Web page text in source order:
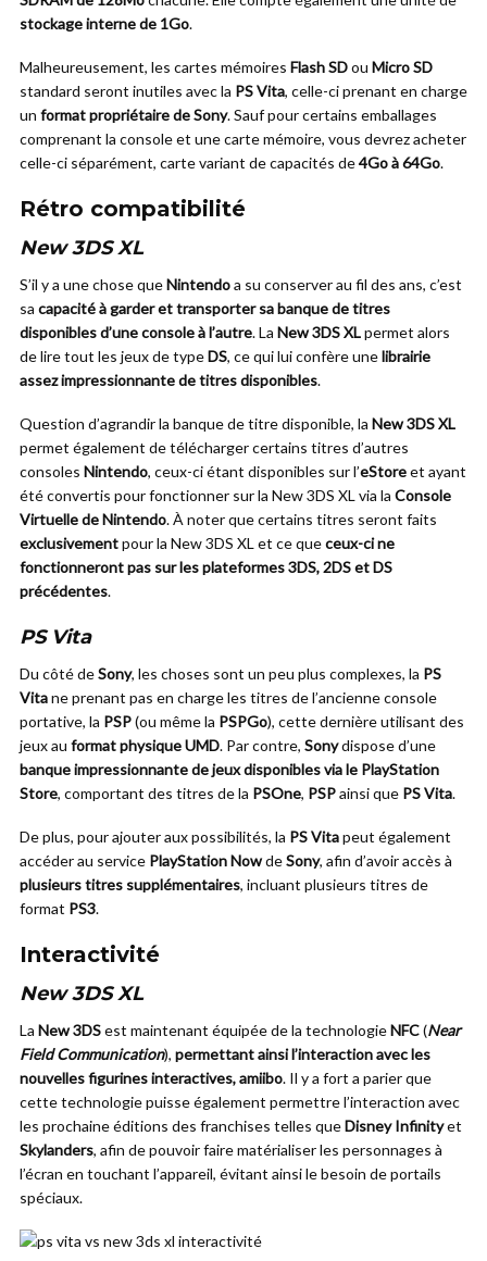
stockage interne de 1Go.
Malheureusement, les cartes mémoires Flash SDou Micro SD
standard seront inutiles avec la PS Vita, celle-ci prenant en charge
un format propriétaire de Sony. Sauf pour certains emballages
comprenant la console et une carte mémoire, vous devrez acheter
celle-ci séparément, carte variant de capacités de4Go à 64Go.
Rétro compatibilité
New 3DS XL
S’il y a une chose queNintendoa su conserver au fil des ans, c’est
sa capacité à garder et transporter sa banque de titres
disponibles d’une console à l’autre. La New 3DS XLpermet alors
de lire tout les jeux de typeDS, ce qui lui confère unelibrairie
assez impressionnante de titres disponibles.
Question d’agrandir la banque de titre disponible, la New 3DS XL
permet également de télécharger certains titres d’autres
consoles Nintendo, ceux-ci étant disponibles sur l’eStoreet ayant
été convertis pour fonctionner sur la New 3DS XL via la Console
Virtuelle de Nintendo. À noter que certains titres seront faits
exclusivementpour la New 3DS XL et ce queceux-ci ne
fonctionneront pas sur les plateformes 3DS, 2DS et DS
précédentes.
PS Vita
Du côté deSony, les choses sont un peu plus complexes, la PS
Vitane prenant pas en charge les titres de l’ancienne console
portative, la PSP(ou même la PSPGo), cette dernière utilisant des
jeux au format physique UMD. Par contre, Sonydispose d’une
banque impressionnante de jeux disponibles via le PlayStation
Store, comportant des titres de la PSOne, PSPainsi que PS Vita.
De plus, pour ajouter aux possibilités, la PS Vitapeut également
accéder au service PlayStation NowdeSony, afin d’avoir accès à
plusieurs titres supplémentaires, incluant plusieurs titres de
format PS3.
Interactivité
New 3DS XL
La New 3DSest maintenant équipée de la technologieNFC(Near
Field Communication), permettant ainsi l’interaction avec les
nouvelles figurines interactives, amiibo. Il y a fort a parier que
cette technologie puisse également permettre l’interaction avec
les prochaine éditions des franchises telles queDisney Infinityet
Skylanders, afin de pouvoir faire matérialiser les personnages à
l’écran en touchant l’appareil, évitant ainsi le besoin de portails
spéciaux.